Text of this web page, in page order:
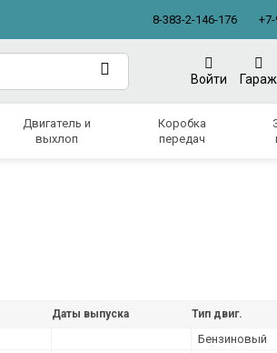
8-383-2-146-176
Войти Гараж
Двигатель и
выхлоп
Коробка
передач
Даты выпуска Тип двиг.
Бензиновый